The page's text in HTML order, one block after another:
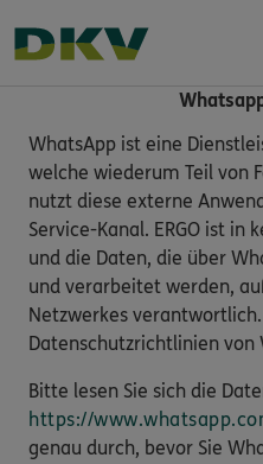
WhatsApp ist eine
welche wiederum Teil von
nutzt diese externe
Service-Kanal. ERGO ist in
und die Daten, die über
und verarbeitet werden,
Netzwerkes
Datenschutzrichtlinien von
Bitte lesen Sie sich die
https://
genau durch, bevor Sie